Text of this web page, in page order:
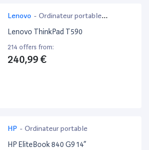
Lenovo - Ordinateur portable
bureautique
Lenovo ThinkPad T590
214 offers from:
240,99 €
HP - Ordinateur portable
HP EliteBook 840 G9 14”